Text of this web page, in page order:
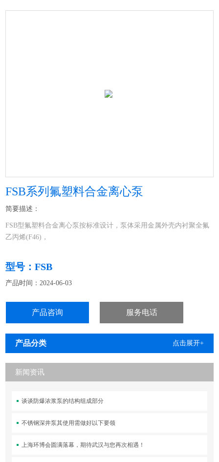
FSB系列氟塑料合金离心泵
简要描述：
FSB型氟塑料合金离心泵按标准设计，泵体采用金属外壳内衬聚全氟
乙丙烯(F46)，
泵盖、叶轮和轴套均用金属嵌件外包氟塑料整体烧结压制成型，轴封
采用外装式波纹管机械密封，静环选用99%氧化铝陶瓷或氮化硅，动
环采用四氟填充材料，耐腐耐磨，适用于输送任何浓度的硫酸、盐
剂等苛刻条件的强腐蚀性介质，是目前世界上Z强耐腐蚀装备之一。
型号：FSB
产品时间：2024-06-03
产品咨询 服务电话
产品分类 点击展开+
新闻资讯
谈谈防爆浓浆泵的结构组成部分
不锈钢深井泵其使用需做好以下要领
上海环博会圆满落幕，期待武汉与您再次相遇！